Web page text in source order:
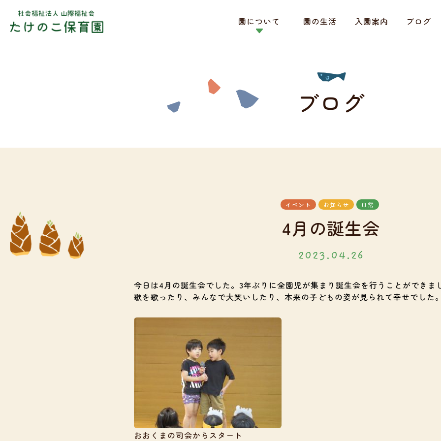
園について 園の生活 入園案内 ブログ
ブログ
イベント お知らせ 日常
4月の誕生会
2023.04.26
今日は4月の誕生会でした。3年ぶりに全園児が集まり誕生会を行うことができま
歌を歌ったり、みんなで大笑いしたり、本来の子どもの姿が見られて幸せでした。
おおくまの司会からスタート